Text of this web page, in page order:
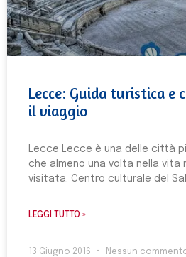
Lecce: Guida turistica e
il viaggio
Lecce Lecce è una delle città
che almeno una volta nella vita
visitata. Centro culturale del
LEGGI TUTTO »
13 Giugno 2016 Nessun